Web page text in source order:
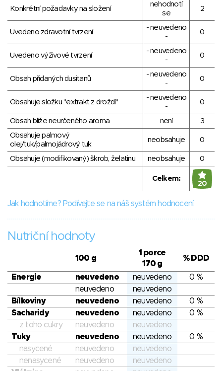
Konkrétní požadavky na složení
nehodnotí
se
2
Uvedeno zdravotní tvrzení
- neuvedeno
-
0
Uvedeno výživové tvrzení
- neuvedeno
-
0
Obsah přidaných dusitanů
- neuvedeno
-
0
Obsahuje složku "extrakt z droždí"
- neuvedeno
-
0
Obsah blíže neurčeného aroma není
3
Obsahuje palmový
olej/tuk/palmojádrový tuk
neobsahuje 0
Obsahuje (modifikovaný) škrob, želatinu neobsahuje 0
Celkem:
20
Jak hodnotíme? Podívejte se na náš systém hodnocení.
Nutriční hodnoty
100 g
1 porce
170 g
% DDD
Energie neuvedeno neuvedeno
0 %
neuvedeno
neuvedeno
Bílkoviny
neuvedeno neuvedeno
0 %
Sacharidy
neuvedeno neuvedeno
0 %
z toho cukry
neuvedeno
neuvedeno
Tuky
neuvedeno neuvedeno
0 %
nasycené
neuvedeno
neuvedeno
nenasycené
neuvedeno
neuvedeno